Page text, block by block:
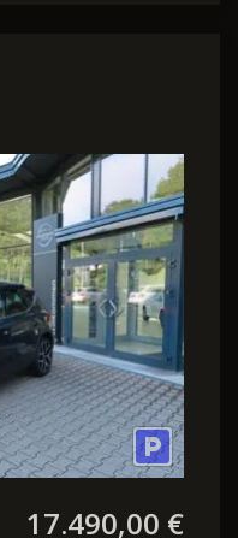
17.490,00 €